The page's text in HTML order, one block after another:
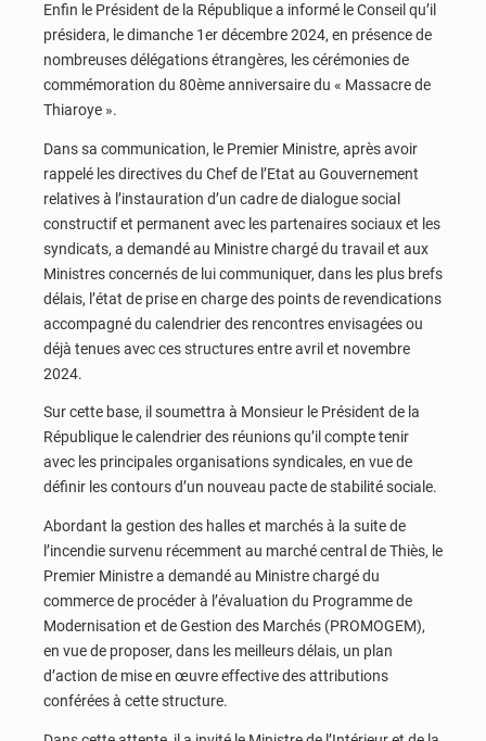
Enfin le Président de la République a informé le Conseil qu’il
présidera, le dimanche 1er décembre 2024, en présence de
nombreuses délégations étrangères, les cérémonies de
commémoration du 80ème anniversaire du « Massacre de
Thiaroye ».
Dans sa communication, le Premier Ministre, après avoir
rappelé les directives du Chef de l’Etat au Gouvernement
relatives à l’instauration d’un cadre de dialogue social
constructif et permanent avec les partenaires sociaux et les
syndicats, a demandé au Ministre chargé du travail et aux
Ministres concernés de lui communiquer, dans les plus brefs
délais, l’état de prise en charge des points de revendications
accompagné du calendrier des rencontres envisagées ou
déjà tenues avec ces structures entre avril et novembre
2024.
Sur cette base, il soumettra à Monsieur le Président de la
République le calendrier des réunions qu’il compte tenir
avec les principales organisations syndicales, en vue de
définir les contours d’un nouveau pacte de stabilité sociale.
Abordant la gestion des halles et marchés à la suite de
l’incendie survenu récemment au marché central de Thiès, le
Premier Ministre a demandé au Ministre chargé du
commerce de procéder à l’évaluation du Programme de
Modernisation et de Gestion des Marchés (PROMOGEM),
en vue de proposer, dans les meilleurs délais, un plan
d’action de mise en œuvre effective des attributions
conférées à cette structure.